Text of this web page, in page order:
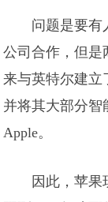
问题是要有
公司合作，但是
来与英特尔建立
并将其大部分智
Apple。
因此，苹